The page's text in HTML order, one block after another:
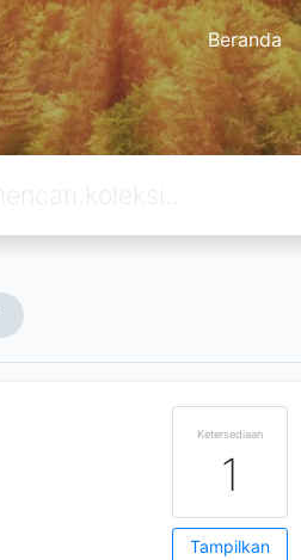
Beranda
Ketersediaan
1
Tampilkan